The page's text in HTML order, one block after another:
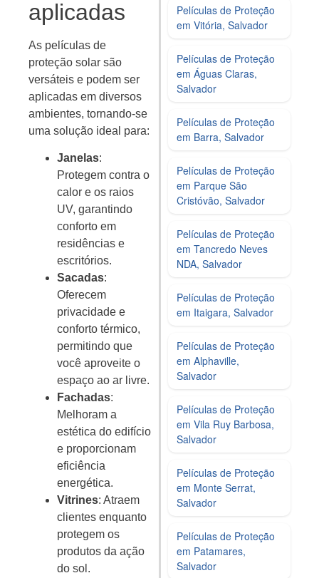
aplicadas
As películas de
proteção solar são
versáteis e podem ser
aplicadas em diversos
ambientes, tornando-se
uma solução ideal para:
Janelas:
Protegem contra o
calor e os raios
UV, garantindo
conforto em
residências e
escritórios.
Sacadas:
Oferecem
privacidade e
conforto térmico,
permitindo que
você aproveite o
espaço ao ar livre.
Fachadas:
Melhoram a
estética do edifício
e proporcionam
eficiência
energética.
Vitrines: Atraem
clientes enquanto
protegem os
produtos da ação
do sol.
Películas de Proteção
em Vitória, Salvador
Películas de Proteção
em Águas Claras,
Salvador
Películas de Proteção
em Barra, Salvador
Películas de Proteção
em Parque São
Cristóvão, Salvador
Películas de Proteção
em Tancredo Neves
NDA, Salvador
Películas de Proteção
em Itaigara, Salvador
Películas de Proteção
em Alphaville,
Salvador
Películas de Proteção
em Vila Ruy Barbosa,
Salvador
Películas de Proteção
em Monte Serrat,
Salvador
Películas de Proteção
em Patamares,
Salvador